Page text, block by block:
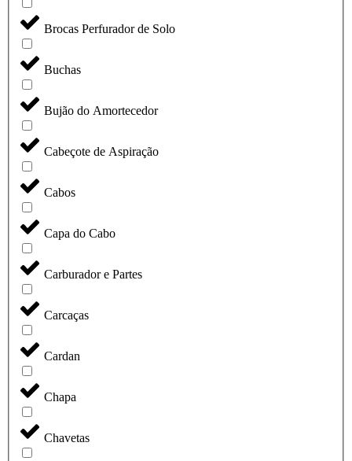
Brocas Perfurador de Solo
Buchas
Bujão do Amortecedor
Cabeçote de Aspiração
Cabos
Capa do Cabo
Carburador e Partes
Carcaças
Cardan
Chapa
Chavetas